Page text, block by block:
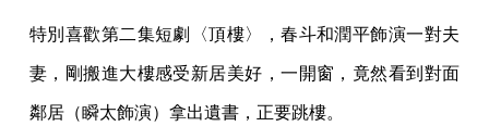
特別喜歡第二集短劇〈頂樓〉，春斗和潤平飾演一對夫
妻，剛搬進大樓感受新居美好，一開窗，竟然看到對面
鄰居（瞬太飾演）拿出遺書，正要跳樓。